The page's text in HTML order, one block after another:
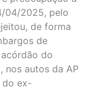
04/2025, pelo
de forma
de
do
nos autos da AP
do ex-